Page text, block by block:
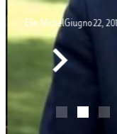
Elie MichelGiugno 22,